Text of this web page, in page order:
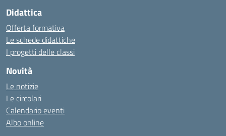
Didattica
Offerta formativa
Le schede didattiche
I progetti delle classi
Novità
Le notizie
Le circolari
Calendario eventi
Albo online